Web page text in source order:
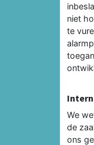
niet
te
We
de
ons